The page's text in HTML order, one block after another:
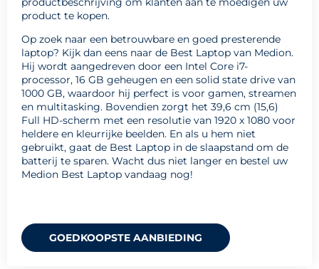
product te kopen.
Op zoek naar een betrouwbare en goed presterende
laptop? Kijk dan eens naar de Best Laptop van Medion.
Hij wordt aangedreven door een Intel Core i7-
processor, 16 GB geheugen en een solid state drive van
1000 GB, waardoor hij perfect is voor gamen, streamen
en multitasking. Bovendien zorgt het 39,6 cm (15,6)
Full HD-scherm met een resolutie van 1920 x 1080 voor
heldere en kleurrijke beelden. En als u hem niet
gebruikt, gaat de Best Laptop in de slaapstand om de
batterij te sparen. Wacht dus niet langer en bestel uw
Medion Best Laptop vandaag nog!
GOEDKOOPSTE AANBIEDING